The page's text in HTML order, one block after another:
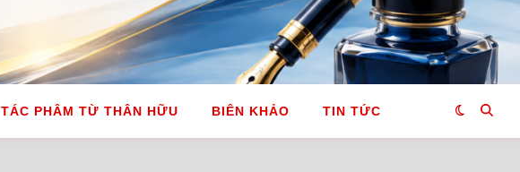
TÁC PHÂM TỪ THÂN HỮU BIÊN KHẢO TIN TỨC